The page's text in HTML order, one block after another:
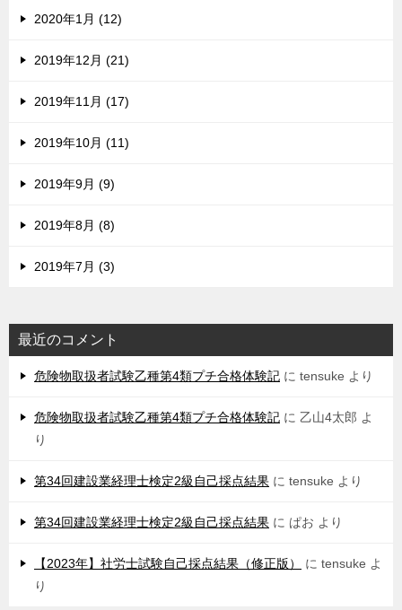
2020年1月 (12)
2019年12月 (21)
2019年11月 (17)
2019年10月 (11)
2019年9月 (9)
2019年8月 (8)
2019年7月 (3)
最近のコメント
危険物取扱者試験乙種第4類プチ合格体験記 に tensuke より
危険物取扱者試験乙種第4類プチ合格体験記 に 乙山4太郎 よ
り
第34回建設業経理士検定2級自己採点結果 に tensuke より
第34回建設業経理士検定2級自己採点結果 に ぱお より
【2023年】社労士試験自己採点結果（修正版） に tensuke よ
り